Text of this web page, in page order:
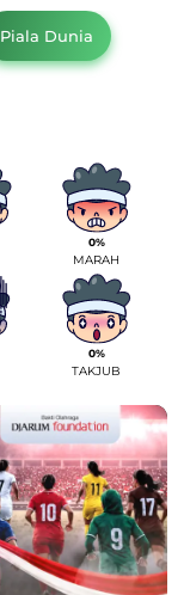
Piala Dunia
0%
MARAH
0%
TAKJUB